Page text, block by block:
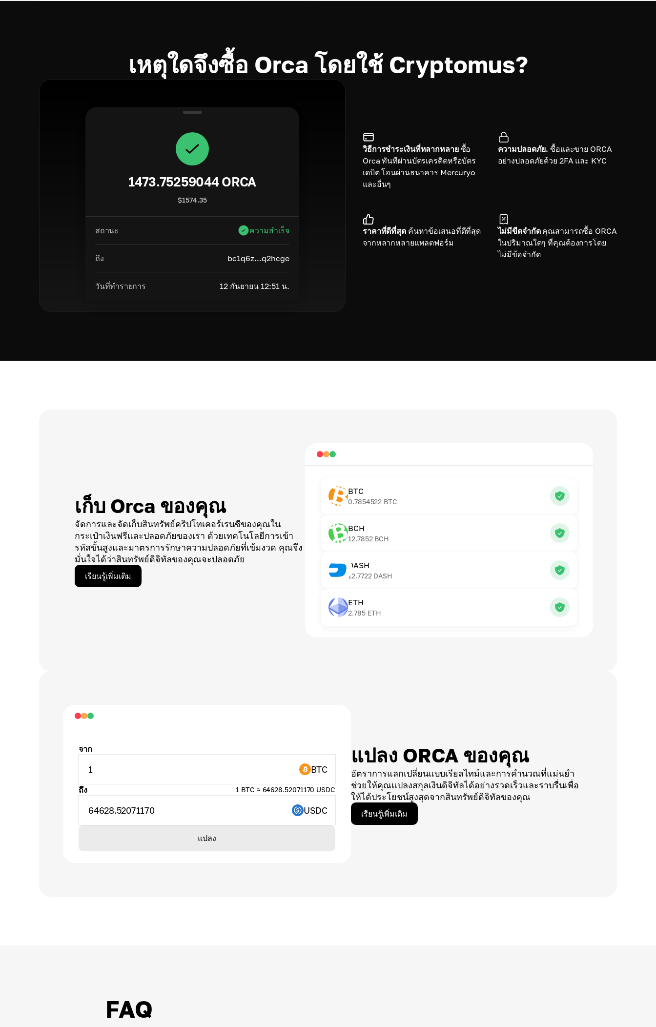
เหตุใดจึงซื้อ Orca โดยใช้ Cryptomus?
1473.75259044 ORCA
$1574.35
สถานะ ความสำเร็จ
ถึง bc1q6z...q2hcge
วันที่ทำรายการ 12 กันยายน 12:51 น.
วิธีการชำระเงินที่หลากหลาย ซื้อ
Orca ทันทีผ่านบัตรเครดิตหรือบัตร
เดบิต โอนผ่านธนาคาร Mercuryo
และอื่นๆ
ความปลอดภัย. ซื้อและขาย ORCA
อย่างปลอดภัยด้วย 2FA และ KYC
ราคาที่ดีที่สุด ค้นหาข้อเสนอที่ดีที่สุด
จากหลากหลายแพลตฟอร์ม
ไม่มีขีดจำกัด คุณสามารถซื้อ ORCA
ในปริมาณใดๆ ที่คุณต้องการโดย
ไม่มีข้อจำกัด
เก็บ Orca ของคุณ
จัดการและจัดเก็บสินทรัพย์คริปโทเคอร์เรนซีของคุณใน
กระเป๋าเงินฟรีและปลอดภัยของเรา ด้วยเทคโนโลยีการเข้า
รหัสขั้นสูงและมาตรการรักษาความปลอดภัยที่เข้มงวด คุณจึง
มั่นใจได้ว่าสินทรัพย์ดิจิทัลของคุณจะปลอดภัย
เรียนรู้เพิ่มเติม
BTC
0.7854522 BTC
BCH
12.7852 BCH
DASH
12.7722 DASH
ETH
2.785 ETH
แปลง ORCA ของคุณ
อัตราการแลกเปลี่ยนแบบเรียลไทม์และการคำนวณที่แม่นยำ
ช่วยให้คุณแปลงสกุลเงินดิจิทัลได้อย่างรวดเร็วและราบรื่นเพื่อ
ให้ได้ประโยชน์สูงสุดจากสินทรัพย์ดิจิทัลของคุณ
เรียนรู้เพิ่มเติม
จาก
1 BTC
ถึง 1 BTC ≈ 64628.52071170 USDC
64628.52071170 USDC
แปลง
FAQ